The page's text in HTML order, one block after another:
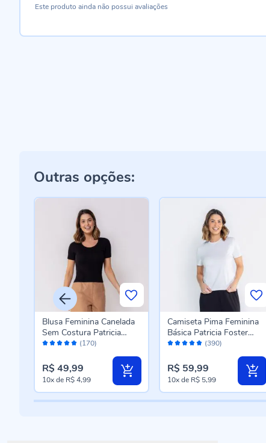
Este produto ainda não possui avaliações
Outras opções:
Avaliação: (170)
Blusa Feminina Canelada
Sem Costura Patricia
Foster Preto
R$ 49,99
10xde R$ 4,99
Avaliação: (390)
Camiseta Pima Feminina
Básica Patricia Foster
Branco
R$ 59,99
10xde R$ 5,99